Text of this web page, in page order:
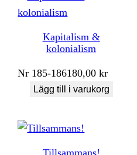
Kapitalism &
kolonialism
Nr 185-186180,00kr
Lägg till i varukorg
Tillsammans!